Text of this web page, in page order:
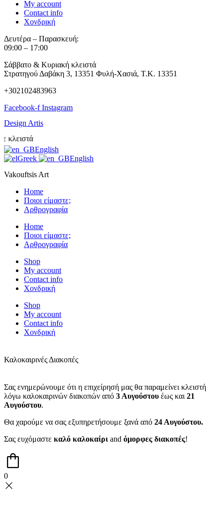
My account
Contact info
Χονδρική
Δευτέρα – Παρασκευή:
09:00 – 17:00
Σάββατο & Κυριακή κλειστά
Στρατηγού Δαβάκη 3, 13351 Φυλή-Χασιά, Τ.Κ. 13351
+302102483963
Facebook-f Instagram
Design Artis
English
Greek
English
Vakouftsis Art
Home
Ποιοι είμαστε;
Αρθρογραφία
Home
Ποιοι είμαστε;
Αρθρογραφία
Shop
My account
Contact info
Χονδρική
Shop
My account
Contact info
Χονδρική
Καλοκαιρινές Διακοπές
Σας ενημερώνουμε ότι η επιχείρησή μας θα παραμείνει κλειστή
λόγω καλοκαιρινών διακοπών από 3 Αυγούστου έως και 21
Αυγούστου.
Θα χαρούμε να σας εξυπηρετήσουμε ξανά από 24 Αυγούστου.
Σας ευχόμαστε καλό καλοκαίρι and όμορφες διακοπές!
0